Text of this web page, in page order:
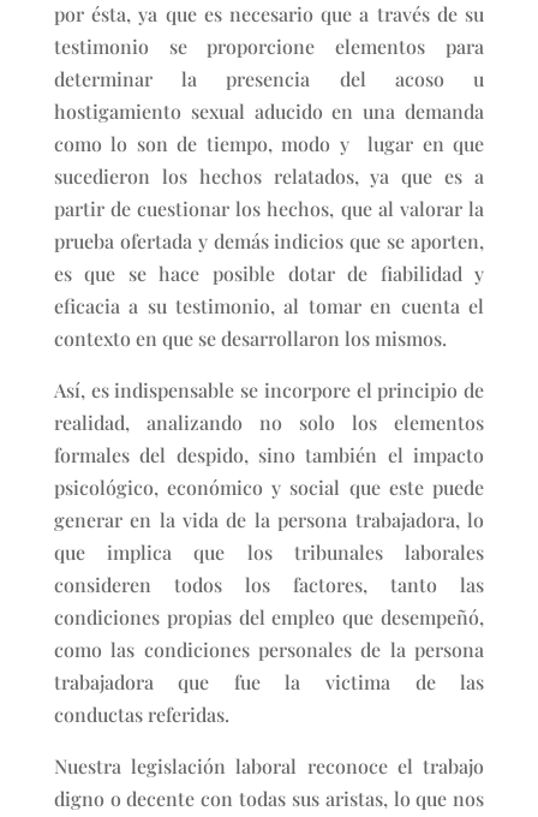
por ésta, ya que es necesario que a través de su
testimonio se proporcione elementos para
determinar la presencia del acoso u
hostigamiento sexual aducido en una demanda
como lo son de tiempo, modo y lugar en que
sucedieron los hechos relatados, ya que es a
partir de cuestionar los hechos, que al valorar la
prueba ofertada y demás indicios que se aporten,
es que se hace posible dotar de fiabilidad y
eficacia a su testimonio, al tomar en cuenta el
contexto en que se desarrollaron los mismos.
Así, es indispensable se incorpore el principio de
realidad, analizando no solo los elementos
formales del despido, sino también el impacto
psicológico, económico y social que este puede
generar en la vida de la persona trabajadora, lo
que implica que los tribunales laborales
consideren todos los factores, tanto las
condiciones propias del empleo que desempeñó,
como las condiciones personales de la persona
trabajadora que fue la victima de las
conductas referidas.
Nuestra legislación laboral reconoce el trabajo
digno o decente con todas sus aristas, lo que nos